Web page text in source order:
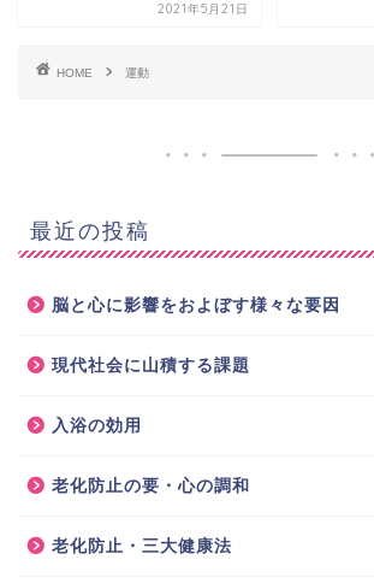
2021年5月21日
HOME 運動
最近の投稿
脳と心に影響をおよぼす様々な要因
現代社会に山積する課題
入浴の効用
老化防止の要・心の調和
老化防止・三大健康法